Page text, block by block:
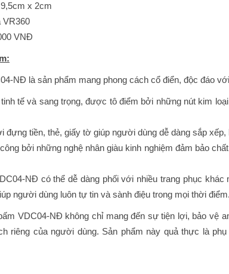
x 2cm
VNĐ
NĐ là sản phẩm mang phong cách cổ điển, độc đáo
tế và sang trọng, được tô điểm bởi những nút kim
đựng tiền, thẻ, giấy tờ giúp người dùng dễ dàng sắp
bởi những nghệ nhân giàu kinh nghiệm đảm bảo
NĐ có thể dễ dàng phối với nhiều trang phục khác
người dùng luôn tự tin và sành điệu trong mọi thời điểm.
VDC04-NĐ không chỉ mang đến sự tiện lợi, bảo vệ
riêng của người dùng. Sản phẩm này quả thực là